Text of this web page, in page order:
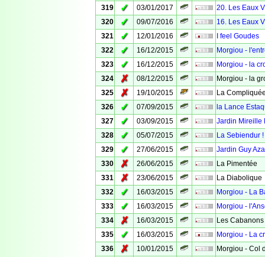
319
✓ 03/01/2017
20. Les Eaux
320
✓ 09/07/2016
16. Les Eaux
321
✓ 12/01/2016
I feel Goudes
322
✓ 16/12/2015
Morgiou -
323
✓ 16/12/2015
Morgiou - la
324
✗ 08/12/2015
Morgiou - la
325
✗ 19/10/2015
La
326
✓ 07/09/2015
la Lance
327
✓ 03/09/2015
Jardin Mireille
328
✓ 05/07/2015
La Sebiendur !
329
✓ 27/06/2015
Jardin Guy
330
✗ 26/06/2015
La Pimentée
331
✗ 23/06/2015
La Diabolique
332
✓ 16/03/2015
Morgiou - La
333
✓ 16/03/2015
Morgiou -
334
✗ 16/03/2015
Les
335
✓ 16/03/2015
Morgiou - La
336
✗ 10/01/2015
Morgiou - Col